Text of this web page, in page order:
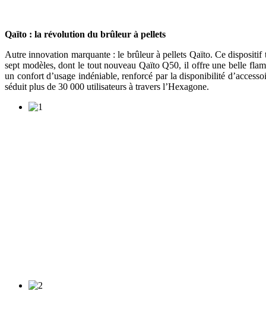
Qaïto : la révolution du brûleur à pellets
Autre innovation marquante : le brûleur à pellets Qaïto. Ce
sept modèles, dont le tout nouveau Qaïto Q50, il offre une belle
un confort d’usage indéniable, renforcé par la disponibilité
séduit plus de 30 000 utilisateurs à travers l’Hexagone.